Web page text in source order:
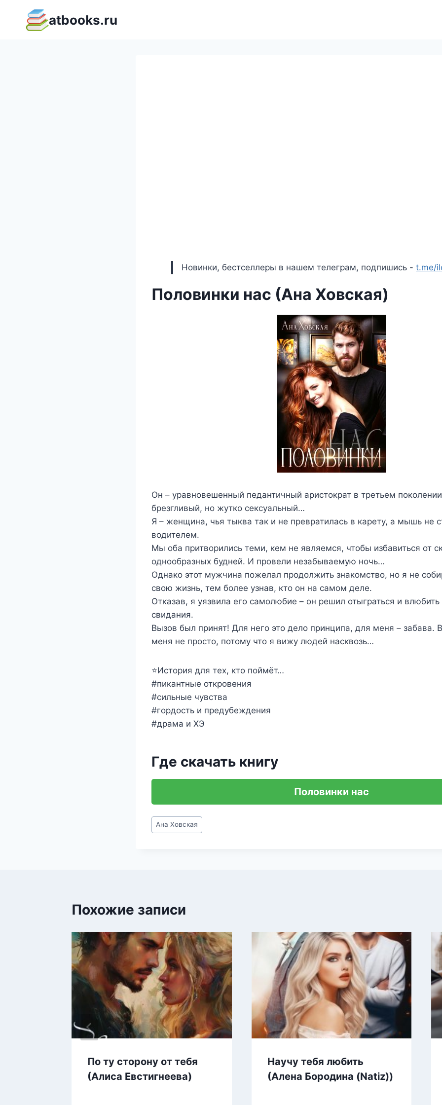
содержимому
atbooks.ru
Новинки, бестселлеры в нашем телеграм, подпишись - t.me/
Половинки нас (Ана Ховская)
Он – уравновешенный педантичный аристократ в третьем
брезгливый, но жутко сексуальный…
Я – женщина, чья тыква так и не превратилась в карету, а мышь не
водителем.
Мы оба притворились теми, кем не являемся, чтобы избавиться от
однообразных будней. И провели незабываемую ночь…
Однако этот мужчина пожелал продолжить знакомство, но я не
свою жизнь, тем более узнав, кто он на самом деле.
Отказав, я уязвила его самолюбие – он решил отыграться и
свидания.
Вызов был принят! Для него это дело принципа, для меня – забава.
меня не просто, потому что я вижу людей насквозь…
⭐История для тех, кто поймёт…
#пикантные откровения
#cильные чувства
#гордость и предубеждения
#драма и ХЭ
Где скачать книгу
Половинки нас
Метки
записи:
Ана Ховская
Похожие записи
По ту сторону от тебя
(Алиса Евстигнеева)
Научу тебя любить
(Алена Бородина (Natiz))